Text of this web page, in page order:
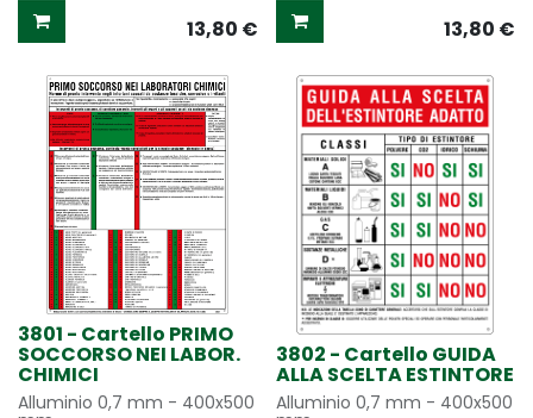
13,80 € 13,80 €
3801 - Cartello PRIMO
SOCCORSO NEI LABOR.
CHIMICI
Alluminio 0,7 mm - 400x500
3802 - Cartello GUIDA
ALLA SCELTA ESTINTORE
Alluminio 0,7 mm - 400x500